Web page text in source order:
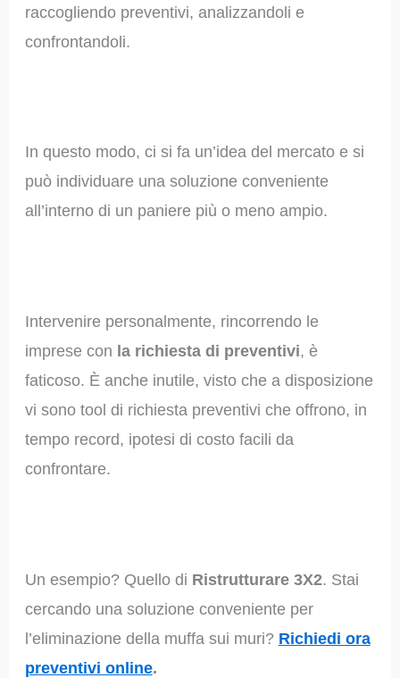
raccogliendo preventivi, analizzandoli e
confrontandoli.
In questo modo, ci si fa un’idea del mercato e si
può individuare una soluzione conveniente
all’interno di un paniere più o meno ampio.
Intervenire personalmente, rincorrendo le
imprese con la richiesta di preventivi, è
faticoso. È anche inutile, visto che a disposizione
vi sono tool di richiesta preventivi che offrono, in
tempo record, ipotesi di costo facili da
confrontare.
Un esempio? Quello di Ristrutturare 3X2. Stai
cercando una soluzione conveniente per
l’eliminazione della muffa sui muri? Richiedi ora
preventivi online.